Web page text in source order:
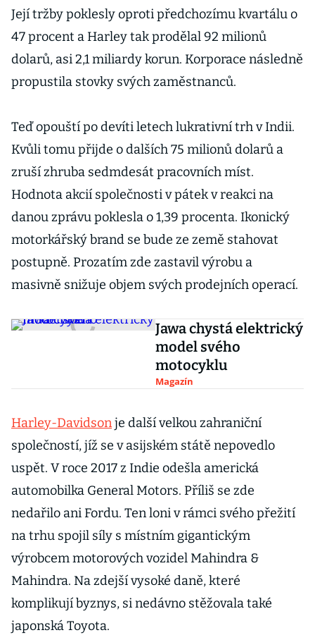
Její tržby poklesly oproti předchozímu kvartálu o
47 procent a Harley tak prodělal 92 milionů
dolarů, asi 2,1 miliardy korun. Korporace následně
propustila stovky svých zaměstnanců.
Teď opouští po devíti letech lukrativní trh v Indii.
Kvůli tomu přijde o dalších 75 milionů dolarů a
zruší zhruba sedmdesát pracovních míst.
Hodnota akcií společnosti v pátek v reakci na
danou zprávu poklesla o 1,39 procenta. Ikonický
motorkářský brand se bude ze země stahovat
postupně. Prozatím zde zastavil výrobu a
masivně snižuje objem svých prodejních operací.
Jawa chystá elektrický
model svého
motocyklu
Magazín
Harley-Davidsonje další velkou zahraniční
společností, jíž se v asijském státě nepovedlo
uspět. V roce 2017 z Indie odešla americká
automobilka General Motors. Příliš se zde
nedařilo ani Fordu. Ten loni v rámci svého přežití
na trhu spojil síly s místním gigantickým
výrobcem motorových vozidel Mahindra &
Mahindra. Na zdejší vysoké daně, které
komplikují byznys, si nedávno stěžovala také
japonská Toyota.